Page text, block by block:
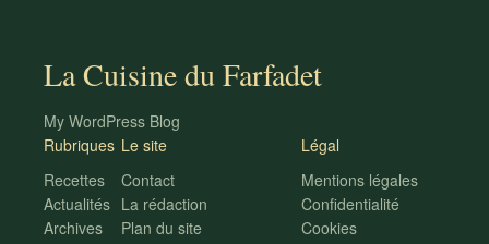
La Cuisine du Farfadet
My WordPress Blog
Rubriques
Recettes
Actualités
Archives
Le site
Contact
La rédaction
Plan du site
Légal
Mentions légales
Confidentialité
Cookies